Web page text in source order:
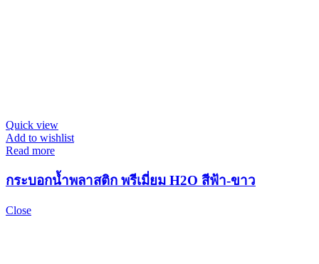
Quick view
Add to wishlist
Read more
กระบอกน้ำพลาสติก พรีเมี่ยม H2O สีฟ้า-ขาว
Close